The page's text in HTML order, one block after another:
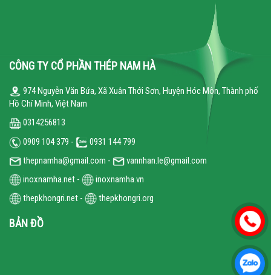
CÔNG TY CỔ PHẦN THÉP NAM HÀ
974 Nguyễn Văn Bứa, Xã Xuân Thới Sơn, Huyện Hóc Môn, Thành phố
Hồ Chí Minh, Việt Nam
0314256813
0909 104 379 -
0931 144 799
thepnamha@gmail.com -
vannhan.le@gmail.com
inoxnamha.net -
inoxnamha.vn
thepkhongri.net - thepkhongri.org
BẢN ĐỒ